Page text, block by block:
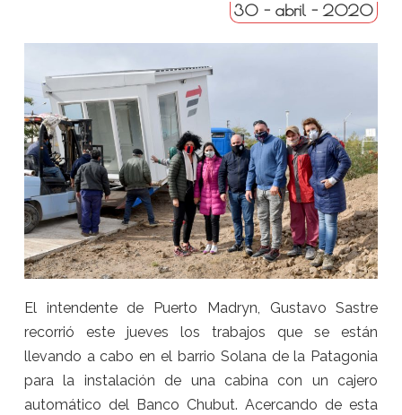
30 - abril - 2020
El intendente de Puerto Madryn, Gustavo Sastre
recorrió este jueves los trabajos que se están
llevando a cabo en el barrio Solana de la Patagonia
para la instalación de una cabina con un cajero
automático del Banco Chubut. Acercando de esta